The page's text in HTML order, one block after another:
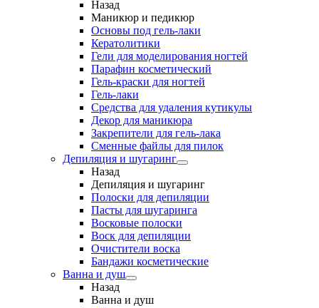
Назад
Маникюр и педикюр
Основы под гель-лаки
Кератолитики
Гели для моделирования ногтей
Парафин косметический
Гель-краски для ногтей
Гель-лаки
Средства для удаления кутикулы
Декор для маникюра
Закрепители для гель-лака
Сменные файлы для пилок
Депиляция и шугаринг
Назад
Депиляция и шугаринг
Полоски для депиляции
Пасты для шугаринга
Восковые полоски
Воск для депиляции
Очистители воска
Бандажи косметические
Ванна и душ
Назад
Ванна и душ